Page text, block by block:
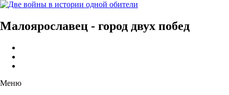
Малоярославец - город двух побед
Меню